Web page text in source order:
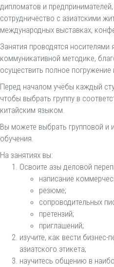
дипломатов и
сотрудничество с азиатскими
международных выставках,
Занятия проводятся носителями
коммуникативной методике,
осуществить полное погружение
Перед началом учёбы каждый
чтобы выбрать группу в
китайским языком.
Вы можете выбрать групповой и
обучения.
На занятиях вы:
Освоите азы деловой
написание
резюме;
сопроводительных
претензий;
приглашений;
изучите, как вести бизнес-
азиатского этикета;
научитесь общению в